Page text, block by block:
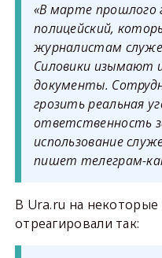
«В марте прошлого
полицейский,
журналистам
Силовики изымают
документы.
грозить реальная
ответственность
использование
пишет телеграм-
В Ura.ru на
отреагировали так: